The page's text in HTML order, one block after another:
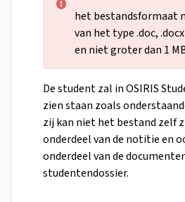
het bestandsformaat
van het type .doc,
en niet groter dan 1
De student zal in OSIRIS
zien staan zoals
zij kan niet het bestand zelf
onderdeel van de notitie en
onderdeel van de
studentendossier.